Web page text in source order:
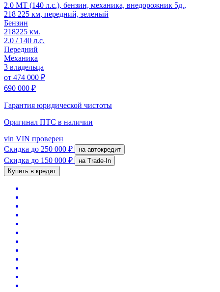
2.0 MT (140 л.с.), бензин, механика, внедорожник 5д.,
218 225 км, передний, зеленый
Бензин
218225 км.
2.0 / 140 л.с.
Передний
Механика
3 владельца
от 474 000 ₽
690 000 ₽
Гарантия юридической чистоты
Оригинал ПТС в наличии
vin VIN проверен
Скидка до 250 000 ₽ на автокредит
Скидка до 150 000 ₽
на Trade-In
Купить в кредит